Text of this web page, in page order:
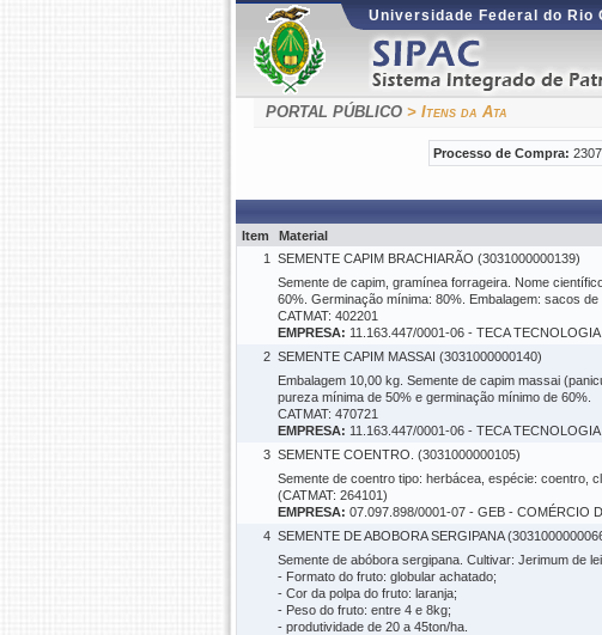
Universidade Federal do Rio
PORTAL PÚBLICO > Itens da Ata
Processo de Compra:
Item
Material
1
SEMENTE CAPIM BRACHIARÃO (3031000000139)
Semente de capim, gramínea forrageira. Nome
60%. Germinação mínima: 80%. Embalagem: sacos
CATMAT: 402201
EMPRESA: 11.163.447/0001-06 - TECA
2 SEMENTE CAPIM MASSAI (3031000000140)
Embalagem 10,00 kg. Semente de capim massai
pureza mínima de 50% e germinação mínimo de 60%.
CATMAT: 470721
EMPRESA: 11.163.447/0001-06 - TECA
3 SEMENTE COENTRO. (3031000000105)
Semente de coentro tipo: herbácea, espécie: coentro,
(CATMAT: 264101)
EMPRESA: 07.097.898/0001-07 - GEB - COMÉRCIO
4 SEMENTE DE ABOBORA SERGIPANA
Semente de abóbora sergipana. Cultivar: Jerimum de
- Formato do fruto: globular achatado;
- Cor da polpa do fruto: laranja;
- Peso do fruto: entre 4 e 8kg;
- produtividade de 20 a 45ton/ha.